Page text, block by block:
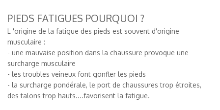
PIEDS FATIGUES POURQUOI ?
L 'origine de la fatigue des pieds est souvent d'origine
musculaire :
- une mauvaise position dans la chaussure provoque une
surcharge musculaire
- les troubles veineux font gonfler les pieds
- la surcharge pondérale, le port de chaussures trop étroites,
des talons trop hauts....favorisent la fatigue.